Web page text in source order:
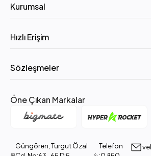
Kurumsal
Hızlı Erişim
Sözleşmeler
Öne Çıkan Markalar
Güngören, Turgut Özal
Telefon